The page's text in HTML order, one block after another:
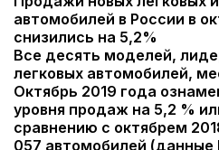
автомобилей в России в
снизились на 5,2%
Все десять моделей,
легковых автомобилей,
Октябрь 2019 года
уровня продаж на 5,2 %
сравнению с октябрем
057 автомобилей (данные